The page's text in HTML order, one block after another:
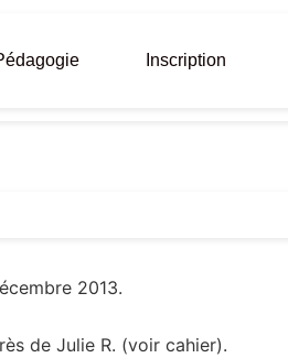
Inscription
2013.
de Julie R. (voir cahier).